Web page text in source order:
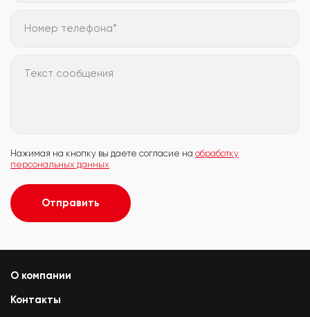
Номер телефона*
Текст сообщения
Нажимая на кнопку вы даете согласие на обработку
персональных данных
Отправить
О компании
Контакты